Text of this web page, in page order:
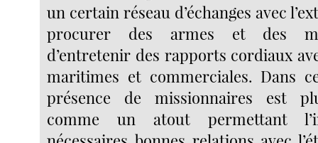
un certain réseau d’échanges avec
procurer des armes et des
d’entretenir des rapports cordiaux
maritimes et commerciales. Dans
présence de missionnaires est
comme un atout permettant